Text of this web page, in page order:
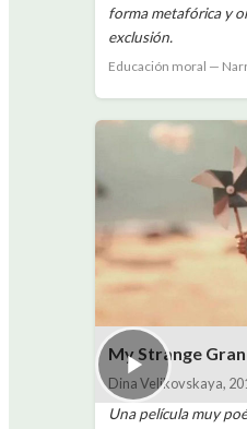
forma metafórica y
exclusión.
Educación moral —
My Strange
Dina Velikovskaya,
Una película muy